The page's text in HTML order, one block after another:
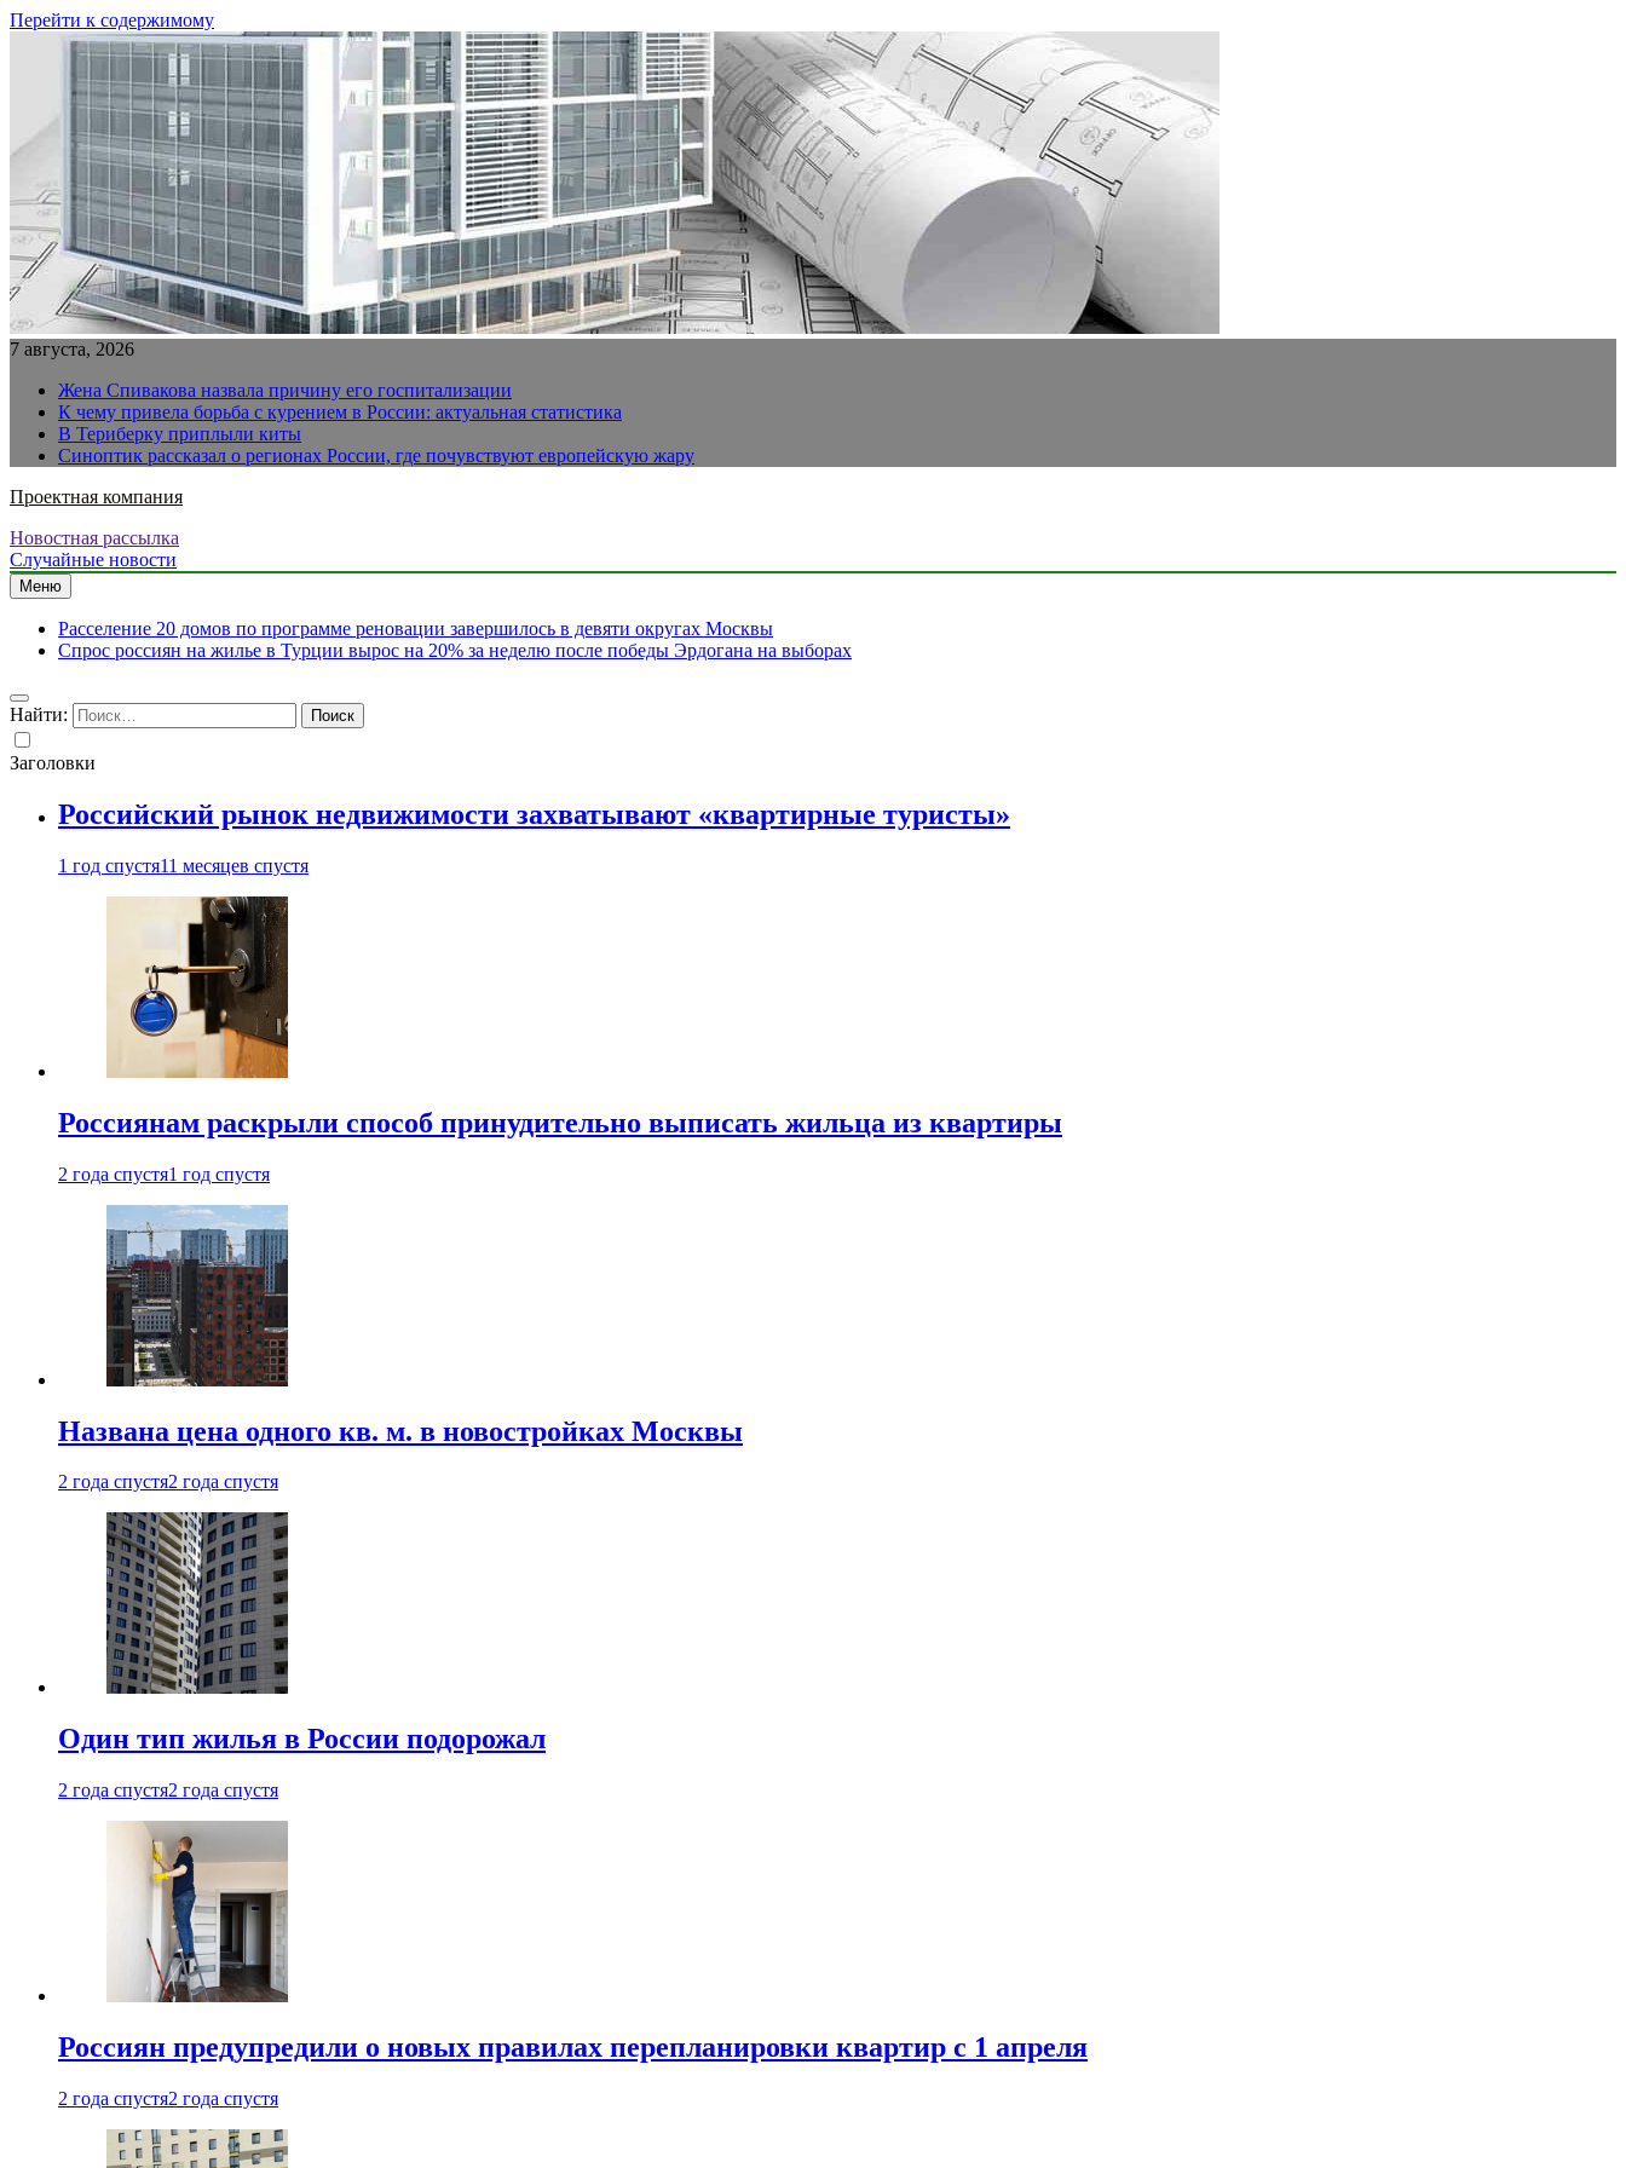
Перейти к содержимому
7 августа, 2026
Жена Спивакова назвала причину его госпитализации
К чему привела борьба с курением в России: актуальная статистика
В Териберку приплыли киты
Синоптик рассказал о регионах России, где почувствуют европейскую жару
Проектная компания
Новостная рассылка
Случайные новости
Меню
Расселение 20 домов по программе реновации завершилось в девяти округах Москвы
Спрос россиян на жилье в Турции вырос на 20% за неделю после победы Эрдогана на выборах
Найти:
Заголовки
Российский рынок недвижимости захватывают «квартирные туристы»
1 год спустя11 месяцев спустя
Россиянам раскрыли способ принудительно выписать жильца из квартиры
2 года спустя1 год спустя
Названа цена одного кв. м. в новостройках Москвы
2 года спустя2 года спустя
Один тип жилья в России подорожал
2 года спустя2 года спустя
Россиян предупредили о новых правилах перепланировки квартир с 1 апреля
2 года спустя2 года спустя